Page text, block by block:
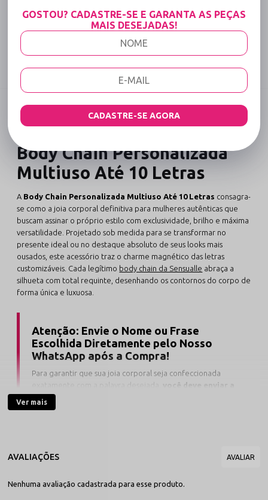
Tabela de medidas
Código identificador (SKU):
Body Chain Personalizada
Multiuso Até 10 Letras
A Body Chain Personalizada Multiuso Até 10 Letras consagra-
se como a joia corporal definitiva para mulheres autênticas que
buscam assinar o próprio estilo com exclusividade, brilho e máxima
versatilidade. Projetado sob medida para se transformar no
presente ideal ou no destaque absoluto de seus looks mais
ousados, este acessório traz o charme magnético das letras
customizáveis. Cada legítimo body chain da Sensualle abraça a
silhueta com total requinte, desenhando os contornos do corpo de
forma única e luxuosa.
Atenção: Envie o Nome ou Frase
Escolhida Diretamente pelo Nosso
WhatsApp após a Compra!
Para garantir que sua joia corporal seja confeccionada
exatamente com a palavra desejada,
você deve enviar a
frase de até 10 letras diretamente para o nosso
suporte no WhatsApp
barriga, o pescoço ou a perna
Ver mais
Nenhuma avaliação cadastrada para esse produto.
GOSTOU? CADASTRE-SE E GARANTA AS PEÇAS
MAIS DESEJADAS!
CADASTRE-SE AGORA